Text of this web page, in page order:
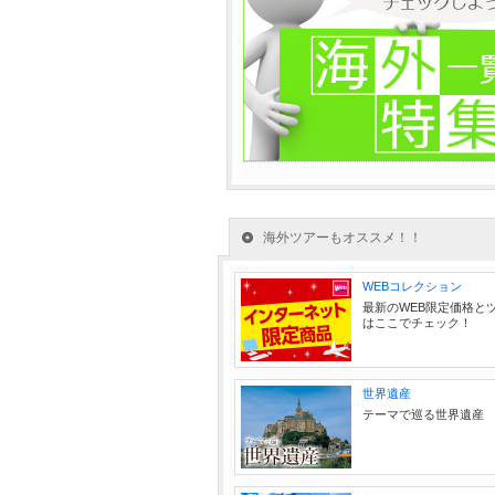
海外ツアーもオススメ！！
WEBコレクション
最新のWEB限定価格と
はここでチェック！
世界遺産
テーマで巡る世界遺産